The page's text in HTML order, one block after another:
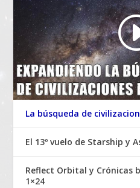
La búsqueda de
El 13º vuelo de Starship y
Reflect Orbital y Crónicas
1×24